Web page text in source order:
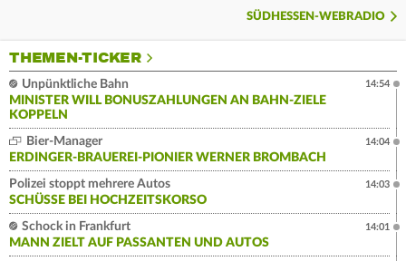
SÜDHESSEN-WEBRADIO
THEMEN-TICKER
Unpünktliche Bahn
MINISTER WILL BONUSZAHLUNGEN AN BAHN-ZIELE
KOPPELN
14:54
Bier-Manager
ERDINGER-BRAUEREI-PIONIER WERNER BROMBACH
14:04
Polizei stoppt mehrere Autos
SCHÜSSE BEI HOCHZEITSKORSO
14:03
Schock in Frankfurt
MANN ZIELT AUF PASSANTEN UND AUTOS
14:01